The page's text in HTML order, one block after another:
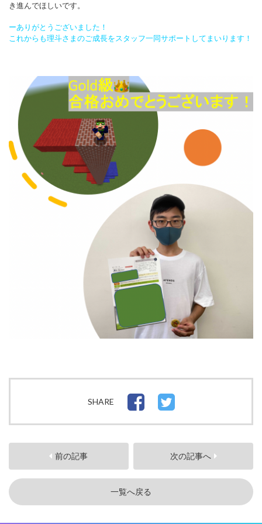
き進んでほしいです。
ーありがとうございました！
これからも理斗さまのご成長をスタッフ一同サポートしてまいります！
SHARE
前の記事 次の記事へ
一覧へ戻る